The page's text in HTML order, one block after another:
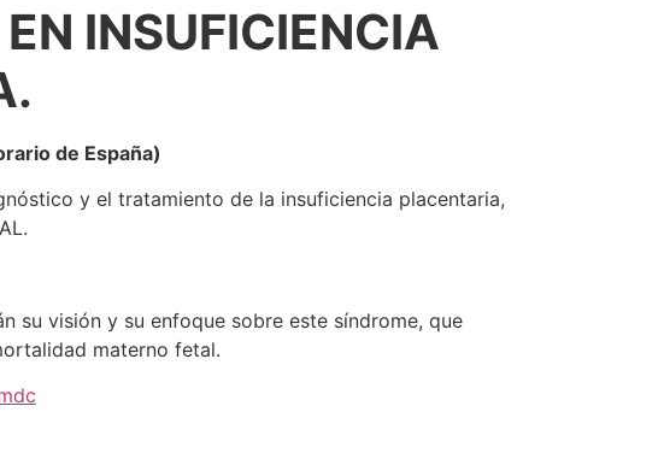
INSUFICIENCIA
de España)
y el tratamiento de la insuficiencia placentaria,
su visión y su enfoque sobre este síndrome, que
materno fetal.